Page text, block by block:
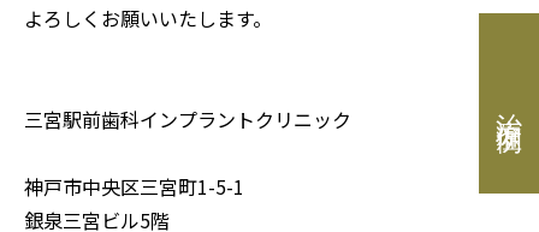
よろしくお願いいたします。
三宮駅前歯科インプラントクリニック
神戸市中央区三宮町1-5-1
銀泉三宮ビル5階